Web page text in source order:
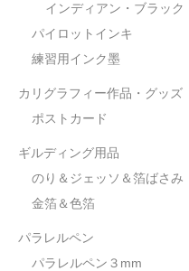
インディアン・ブラック
パイロットインキ
練習用インク墨
カリグラフィー作品・グッズ
ポストカード
ギルディング用品
のり＆ジェッソ＆箔ばさみ
金箔＆色箔
パラレルペン
パラレルペン３mm